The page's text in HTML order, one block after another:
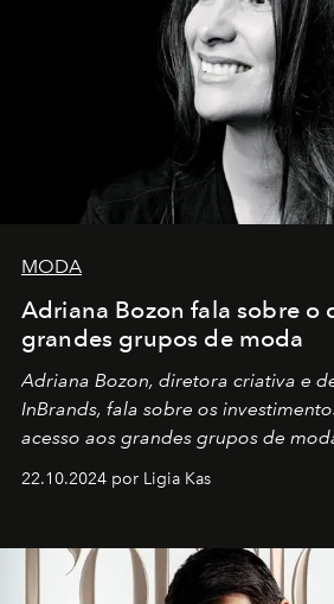
MODA
Adriana Bozon fala sobre o
grandes grupos de moda
Adriana Bozon, diretora criativa e
InBrands, fala sobre os
acesso aos grandes grupos de
22.10.2024 por Ligia Kas